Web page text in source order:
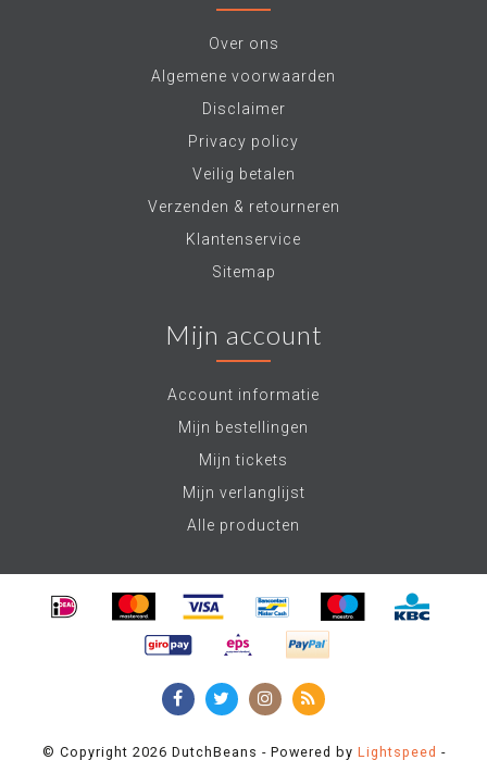
Over ons
Algemene voorwaarden
Disclaimer
Privacy policy
Veilig betalen
Verzenden & retourneren
Klantenservice
Sitemap
Mijn account
Account informatie
Mijn bestellingen
Mijn tickets
Mijn verlanglijst
Alle producten
© Copyright 2026 DutchBeans - Powered by Lightspeed -